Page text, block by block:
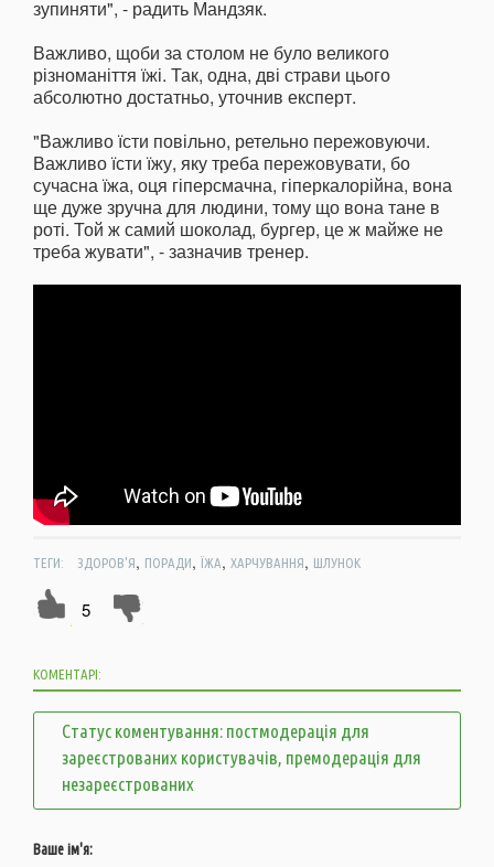
зупиняти", - радить Мандзяк.
Важливо, щоби за столом не було великого
різноманіття їжі. Так, одна, дві страви цього
абсолютно достатньо, уточнив експерт.
"Важливо їсти повільно, ретельно пережовуючи.
Важливо їсти їжу, яку треба пережовувати, бо
сучасна їжа, оця гіперсмачна, гіперкалорійна, вона
ще дуже зручна для людини, тому що вона тане в
роті. Той ж самий шоколад, бургер, це ж майже не
треба жувати", - зазначив тренер.
ТЕГИ: ЗДОРОВ'Я, ПОРАДИ, ЇЖА, ХАРЧУВАННЯ, ШЛУНОК
5
КОМЕНТАРІ:
Статус коментування: постмодерація для
зареєстрованих користувачів, премодерація для
незареєстрованих
Ваше ім'я: